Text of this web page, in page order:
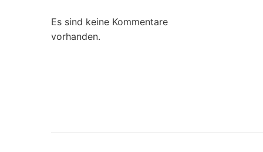
Es sind keine Kommentare
vorhanden.